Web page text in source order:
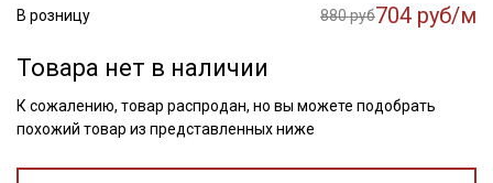
В розницу 880 руб704 руб/м
Товара нет в наличии
К сожалению, товар распродан, но вы можете подобрать
похожий товар из представленных ниже